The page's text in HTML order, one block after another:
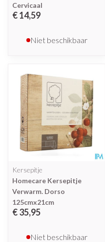
Cervicaal
€ 14,59
Niet beschikbaar
Kersepitje
Homecare Kersepitje
Verwarm. Dorso
125cmx21cm
€ 35,95
Niet beschikbaar